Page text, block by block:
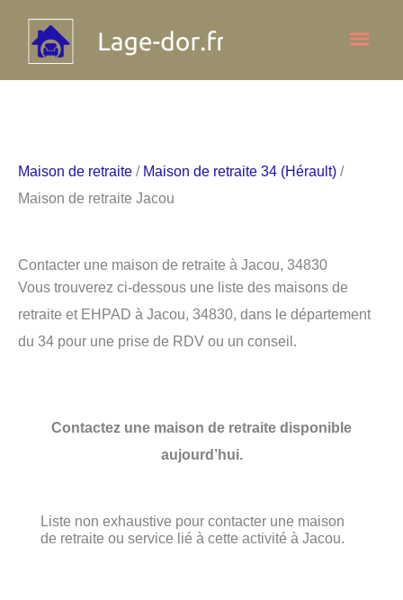
contenu
Maison de retraite / Maison de retraite 34 (Hérault) /
Maison de retraite Jacou
Contacter une maison de retraite à Jacou, 34830
Vous trouverez ci-dessous une liste des maisons de
retraite et EHPAD à Jacou, 34830, dans le département
du 34 pour une prise de RDV ou un conseil.
Contactez une maison de retraite disponible
aujourd’hui.
Liste non exhaustive pour contacter une maison
de retraite ou service lié à cette activité à Jacou.